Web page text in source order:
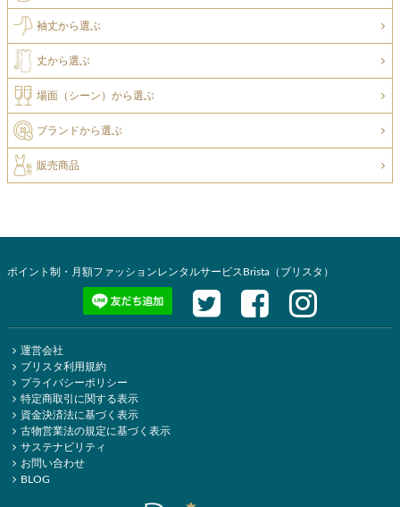
袖丈から選ぶ
丈から選ぶ
場面（シーン）から選ぶ
ブランドから選ぶ
販売商品
ポイント制・月額ファッションレンタルサービスBrista（ブリスタ）
運営会社
ブリスタ利用規約
プライバシーポリシー
特定商取引に関する表示
資金決済法に基づく表示
古物営業法の規定に基づく表示
サステナビリティ
お問い合わせ
BLOG